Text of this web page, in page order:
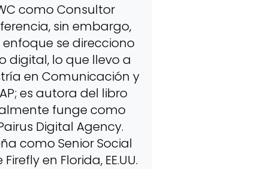
como Consultor
sin embargo,
se direcciono
digital, lo que llevo a
en Comunicación y
es autora del libro
funge como
Digital Agency.
como Senior Social
en Florida, EE.UU.